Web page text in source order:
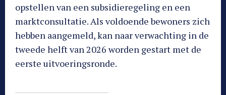
opstellen van een subsidieregeling en een
marktconsultatie. Als voldoende bewoners zich
hebben aangemeld, kan naar verwachting in de
tweede helft van 2026 worden gestart met de
eerste uitvoeringsronde.